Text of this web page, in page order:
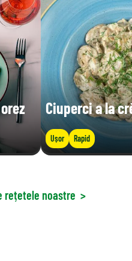
Ciuperci a la
Ușor Rapid
rețetele noastre >